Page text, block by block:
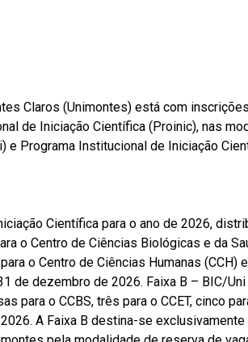
Claros (Unimontes) está com
de Iniciação Científica (Proinic), nas
e Programa Institucional de Iniciação
Científica para o ano de 2026,
o Centro de Ciências Biológicas e da
o Centro de Ciências Humanas
de dezembro de 2026. Faixa B – BIC/
para o CCBS, três para o CCET, cinco
A Faixa B destina-se